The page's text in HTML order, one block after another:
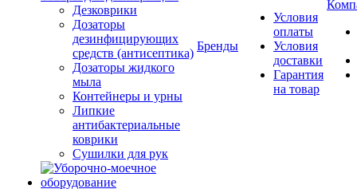
Дезковрики
Дозаторы
дезинфицирующих
средств (антисептика)
Дозаторы жидкого
мыла
Контейнеры и урны
Липкие
антибактериальные
коврики
Сушилки для рук
Бренды
Условия
оплаты
Условия
доставки
Гарантия
на товар